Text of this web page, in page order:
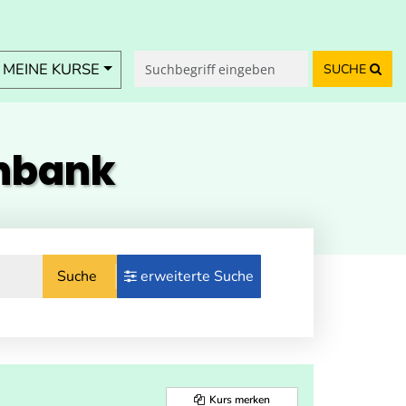
KURSE SUCHE
Suche erweiterte Suche
Kurs merken